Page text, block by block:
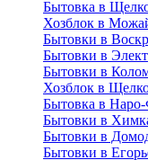
Бытовкa в
Хозблок в
Бытовки в
Бытовки в
Бытовки в
Хозблок в
Бытовка в
Бытовки в
Бытовки в
Бытовки в